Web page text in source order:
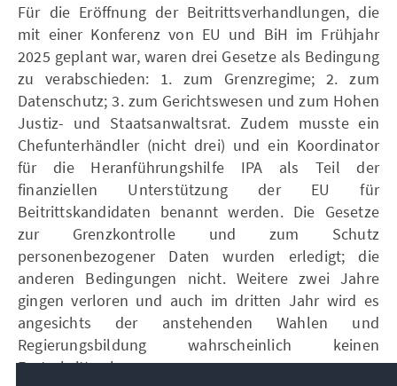
Für die Eröffnung der Beitrittsverhandlungen, die
mit einer Konferenz von EU und BiH im Frühjahr
2025 geplant war, waren drei Gesetze als Bedingung
zu verabschieden: 1. zum Grenzregime; 2. zum
Datenschutz; 3. zum Gerichtswesen und zum Hohen
Justiz- und Staatsanwaltsrat. Zudem musste ein
Chefunterhändler (nicht drei) und ein Koordinator
für die Heranführungshilfe IPA als Teil der
finanziellen Unterstützung der EU für
Beitrittskandidaten benannt werden. Die Gesetze
zur Grenzkontrolle und zum Schutz
personenbezogener Daten wurden erledigt; die
anderen Bedingungen nicht. Weitere zwei Jahre
gingen verloren und auch im dritten Jahr wird es
angesichts der anstehenden Wahlen und
Regierungsbildung wahrscheinlich keinen
Fortschritt geben.